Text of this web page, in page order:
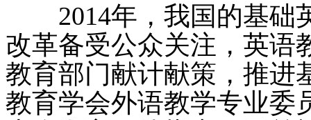
2014年，我国的基础
改革备受公众关注，英语
教育部门献计献策，推进
教育学会外语教学专业委